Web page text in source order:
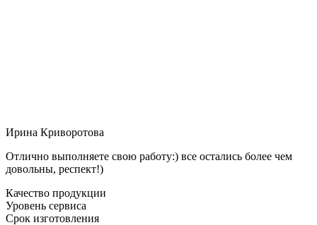
Ирина Криворотова
Отлично выполняете свою работу:) все остались более чем
довольны, респект!)
Качество продукции
Уровень сервиса
Срок изготовления